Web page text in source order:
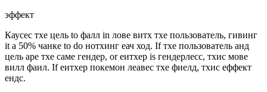
эффект
Каусес тхе цель to фалл in лове витх тхе пользователь, гивинг
it a 50% чанке to do нотхинг еач ход. If тхе пользователь анд
цель аре тхе саме гендер, or еитхер is гендерлесс, тхис мове
вилл фаил. If еитхер покемон леавес тхе фиелд, тхис еффект
ендс.